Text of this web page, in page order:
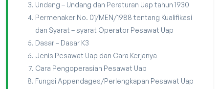
Undang – Undang dan Peraturan Uap tahun 1930
Permenaker No. 01/MEN/1988 tentang Kualifikasi
dan Syarat – syarat Operator Pesawat Uap
Dasar – Dasar K3
Jenis Pesawat Uap dan Cara Kerjanya
Cara Pengoperasian Pesawat Uap
Fungsi Appendages/Perlengkapan Pesawat Uap